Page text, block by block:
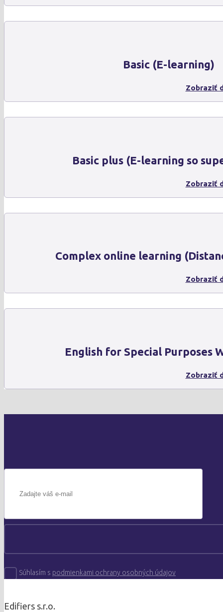
Basic (E-learning)
Zobraziť
Basic plus (E-learning so
Zobraziť
Complex online learning
Zobraziť
English for Special Purposes
Zobraziť
Súhlasím s podmienkami ochrany osobných údajov
Edifiers s.r.o.